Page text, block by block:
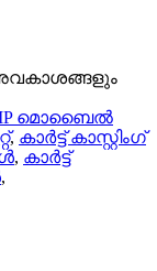
അവകാശങ്ങളും
മൊബൈൽ
, കാർട്ട് കാസ്റ്റിംഗ്
, കാർട്ട്
,